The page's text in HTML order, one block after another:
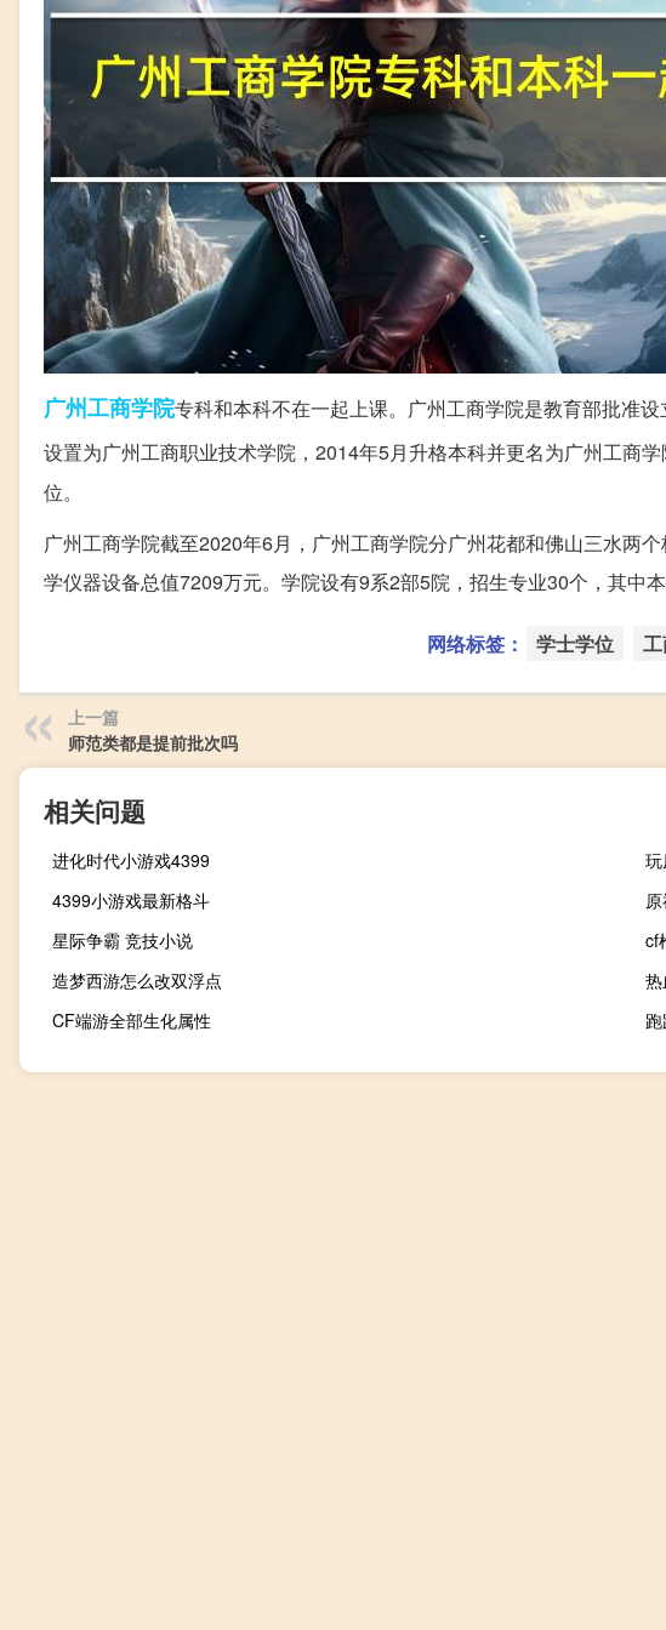
广州工商学院专科和本科不在一起上课。广州工商学院是教育部批准
设置为广州工商职业技术学院，2014年5月升格本科并更名为广州工商
位。
广州工商学院截至2020年6月，广州工商学院分广州花都和佛山三水两
学仪器设备总值7209万元。学院设有9系2部5院，招生专业30个，其中
网络标签： 学士学位
上一篇
师范类都是提前批次吗
相关问题
进化时代小游戏4399
4399小游戏最新格斗
星际争霸 竞技小说
cf
造梦西游怎么改双浮点
CF端游全部生化属性